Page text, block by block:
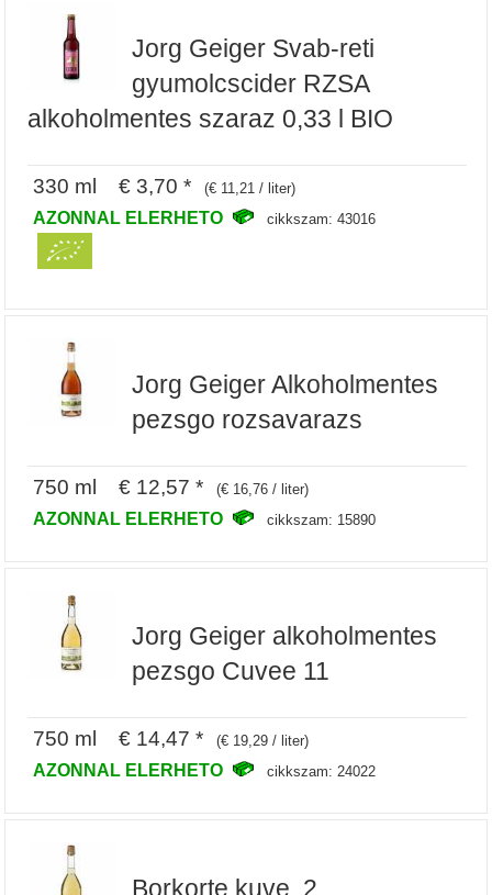
Jorg Geiger Svab-reti
gyumolcscider RZSA
alkoholmentes szaraz 0,33 l BIO
330 ml € 3,70 * (€ 11,21 / liter)
AZONNAL ELERHETO cikkszam: 43016
Jorg Geiger Alkoholmentes
pezsgo rozsavarazs
750 ml € 12,57 * (€ 16,76 / liter)
AZONNAL ELERHETO cikkszam: 15890
Jorg Geiger alkoholmentes
pezsgo Cuvee 11
750 ml € 14,47 * (€ 19,29 / liter)
AZONNAL ELERHETO cikkszam: 24022
Borkorte kuve, 2